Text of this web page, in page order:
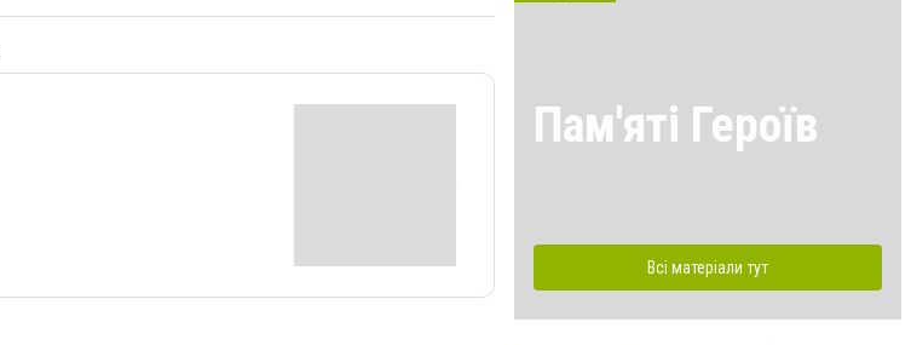
Пам'яті Героїв
Всі матеріали тут